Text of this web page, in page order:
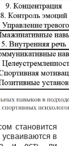
становится
в